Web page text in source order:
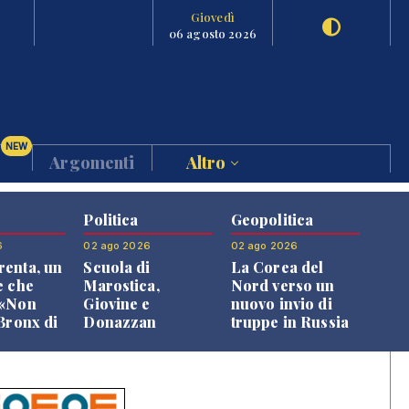
Giovedì
06 agosto 2026
NEW
Argomenti Altro
un
che
di
Politica
02 ago 2026
Scuola di
Marostica,
Giovine e
Donazzan
Geopolitica
02 ago 2026
La Corea del
Nord verso un
nuovo invio di
truppe in Russia